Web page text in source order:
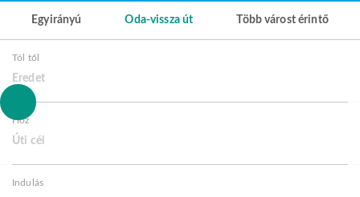
Egyirányú Oda-vissza út Több várost érintő
Tól től
Eredet
Hoz
Úti cél
Indulás